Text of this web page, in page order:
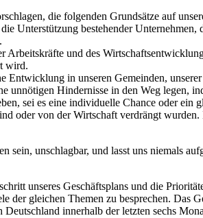
die folgenden Grundsätze auf
Unterstützung bestehender
und des
wird.
in unseren Gemeinden,
unnötigen Hindernisse in den Weg legen,
sei es eine individuelle Chance oder
oder von der Wirtschaft verdrängt
sein, unschlagbar, und lasst uns niemals
unseres Geschäftsplans und die
der gleichen Themen zu besprechen.
innerhalb der letzten sechs